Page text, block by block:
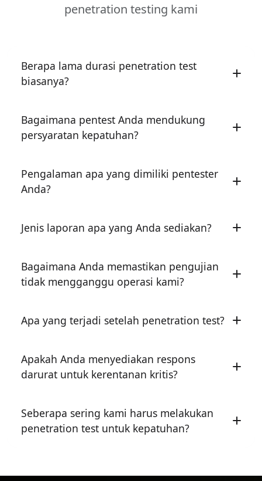
penetration testing kami
Berapa lama durasi penetration test
biasanya?
kompleksitas. Pentest aplikasi web tipikal
membutuhkan 1-2 minggu.
Bagaimana pentest Anda mendukung
persyaratan kepatuhan?
memenuhi persyaratan kepatuhan spesifik
seperti ISO 27001, PCI DSS, dan SOC 2.
Pengalaman apa yang dimiliki pentester
Anda?
bersertifikat dengan OSCP, CEH, dan sertifikasi
Jenis laporan apa yang Anda sediakan?
manajemen dan laporan teknis detail dengan
pemetaan kepatuhan.
Bagaimana Anda memastikan pengujian
tidak mengganggu operasi kami?
yang memprioritaskan stabilitas sistem.
Apa yang terjadi setelah penetration test?
tersedia untuk panduan remediasi.
Apakah Anda menyediakan respons
darurat untuk kerentanan kritis?
Anda jika menemukan kerentanan kritis.
Seberapa sering kami harus melakukan
penetration test untuk kepatuhan?